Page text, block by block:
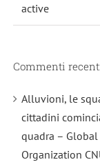
active
Commenti
Alluvioni, le
cittadini
quadra –
Organization